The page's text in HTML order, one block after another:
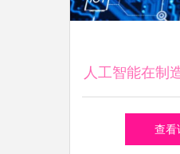
人工智能在制
其对未来
查看